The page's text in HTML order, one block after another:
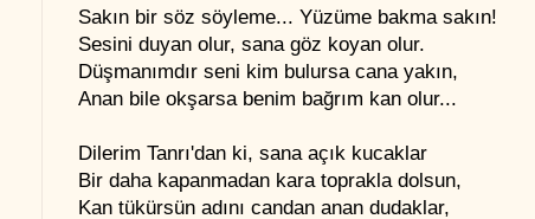
Sakın bir söz söyleme... Yüzüme bakma sakın!
Sesini duyan olur, sana göz koyan olur.
Düşmanımdır seni kim bulursa cana yakın,
Anan bile okşarsa benim bağrım kan olur...
Dilerim Tanrı'dan ki, sana açık kucaklar
Bir daha kapanmadan kara toprakla dolsun,
Kan tükürsün adını candan anan dudaklar,